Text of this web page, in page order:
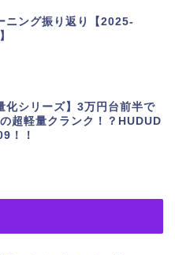
ニング振り返り【2025-
化シリーズ】3万円台前半で
超軽量クランク！？HUDUD
！！